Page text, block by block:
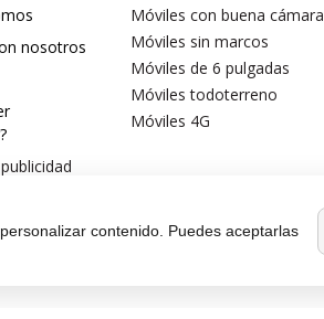
nosotros
Móviles con buena cámara
Móviles sin marcos
Móviles de 6 pulgadas
Móviles todoterreno
Móviles 4G
contenido. Puedes aceptarlas